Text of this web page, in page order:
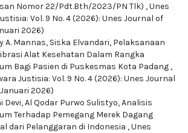
Nomor 22/Pdt.Bth/2023/PN Tlk) ,Unes
Vol. 9 No. 4 (2026): Unes Journal of
2026)
A. Mannas, Siska Elvandari, Pelaksanaan
Alat Kesehatan Dalam Rangka
Bagi Pasien di Puskesmas Kota Padang ,
Justisia: Vol. 9 No. 4 (2026): Unes Journal
2026)
Devi, Al Qodar Purwo Sulistyo,Analisis
Terhadap Pemegang Merek Dagang
dari Pelanggaran di Indonesia ,Unes